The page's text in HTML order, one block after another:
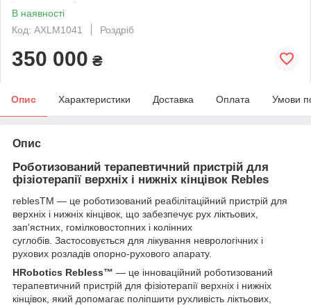
В наявності
Код: AXLM1041
Роздріб
350 000 ₴
Опис Характеристики Доставка Оплата Умови
Опис
Роботизований терапевтичний пристрій для
фізіотерапії верхніх і нижніх кінцівок Rebles
reblesTM — це роботизований реабілітаційний пристрій для
верхніх і нижніх кінцівок, що забезпечує рух ліктьових,
зап'ястних, гомілковостопних і колінних
суглобів. Застосовується для лікування неврологічних і
рухових розладів опорно-рухового апарату.
HRobotics Rebless™ — це інноваційний роботизований
терапевтичний пристрій для фізіотерапії верхніх і нижніх
кінцівок, який допомагає поліпшити рухливість ліктьових,